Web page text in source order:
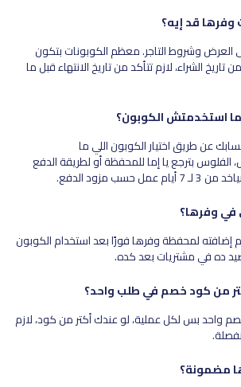
قد إيه؟
العرض وشروط التاجر. معظم الكوبونات بتكون
30 لـ 90 يوم من تاريخ الشراء، لازم تتأكد من تاريخ الانتهاء قبل ما
استخدمتش الكوبون؟
عن طريق اختيار الكوبون اللي ما
بترجع يا إما للمحفظة أو لطريقة الدفع
مزود الدفع.
وفرها؟
إضافته لمحفظة وفرها فورًا بعد استخدام الكوبون
ده في مشتريات بعد كده.
من كود خصم في طلب واحد؟
واحد بس لكل عملية، لو عندك أكتر من كود، لازم
مضمونة؟